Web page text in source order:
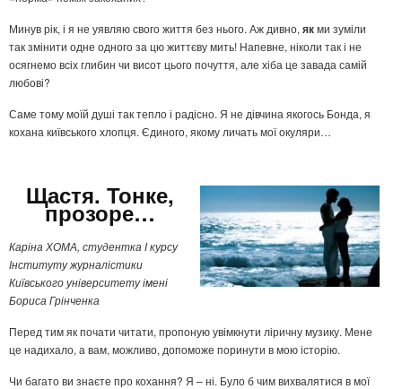
Минув рік, і я не уявляю свого життя без нього. Аж дивно, якми зуміли
так змінити одне одного за цю життєву мить! Напевне, ніколи так і не
осягнемо всіх глибин чи висот цього почуття, але хіба це завада самій
любові?
Саме тому моїй душі так тепло і радісно. Я не дівчина якогось Бонда, я
кохана київського хлопця. Єдиного, якому личать мої окуляри…
Щастя. Тонке,
прозоре…
Каріна ХОМА, студентка І курсу
Інституту журналістики
Київського університету імені
Бориса Грінченка
Перед тим як почати читати, пропоную увімкнути ліричну музику. Мене
це надихало, а вам, можливо, допоможе поринути в мою історію.
Чи багато ви знаєте про кохання? Я – ні. Було б чим вихвалятися в мої